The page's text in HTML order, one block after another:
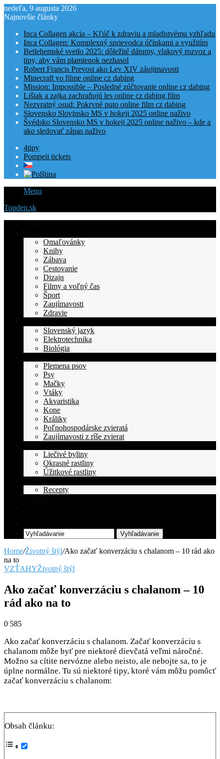
nedeľa, 9 augusta 2026
Najnovšie články
Inca Collagen akcia – Kľúč k zdraviu a mladistvému vzhľadu
Inca Collagen: Komplexný sprievodca účinkami a využitím
Betlehemské svetlo 2025: dôležité dátumy, vlakový rozvoz a
tipy, aby vám plamienok nezhasol
Robert Francis Prevost ako Lev XIV záujimavosti
Minecraft vo filme online cz dabing
Mission: Impossible – Posledné zúčtovanie online cz dabing
Lišiak a zajka zachraňujú les online cz dabing film
Nezvratný osud: Pokrvné puto online film cz dabing
Slovensko Slovinsko MS v hokeji 2025 online naživo
Švédsko Slovensko MS v hokeji 2025 online naživo – kde a
ako sledovať zápas naživo
4tipy
Pompeii tickets
Menu
Topden.sk
Omaľovánky
Knihy
Zábava
Cestovanie
Dizajn
Filmy a voľný čas
Šport
Zaujímavosti
Zdravie
Slovenský jazyk
Elektrotechnika
Biológia
Plemena psov
Psy
Mačky
Vtáky
Akvaristika
Kone
Králiky
Poľnohospodárske zvieratá
Zaujímavosti z ríše zvierat
Liečivé byliny
Okrasné rastliny
Úžitkové rastliny
Recepty
Vyhľadávanie
Home/Životný štýl/Ako začať konverzáciu s chalanom – 10 rád ako
na to
VZŤAHYŽivotný štýl
Ako začať konverzáciu s chalanom – 10
rád ako na to
0 585
Ako začať konverzáciu s chalanom. Začať konverzáciu s
chalanom môže byť pre niektoré dievčatá veľmi náročné.
Možno sa cítite nervózne alebo neisto, ale nebojte sa, to je
úplne normálne. Tu sú niektoré tipy, ktoré vám môžu pomôcť
začať konverzáciu s chalanom:
Obsah článku: